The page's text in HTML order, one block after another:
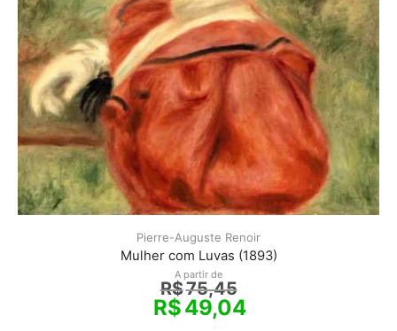
Pierre-Auguste Renoir
Mulher com Luvas (1893)
A partir de
R$75,45
R$49,04